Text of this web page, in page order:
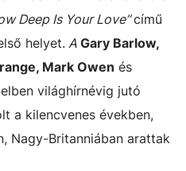
Deep Is Your Love”című
helyet. A Gary Barlow,
Mark Owen és
világhírnévig jutó
a kilencvenes években,
Nagy-Britanniában arattak